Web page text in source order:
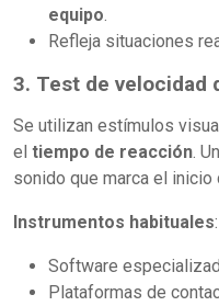
equipo.
Refleja situaciones
3. Test de velocidad
Se utilizan estímulos
el tiempo de reacción.
sonido que marca el
Instrumentos habituales:
Software
Plataformas de